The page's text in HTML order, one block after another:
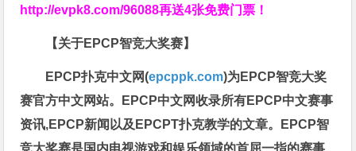
http://evpk8.com/96088再送4张免费门票！
【关于EPCP智竞大奖赛】
EPCP扑克中文网(epcppk.com)为EPCP智竞大奖
赛官方中文网站。EPCP中文网收录所有EPCP中文赛事
资讯,EPCP新闻以及EPCPT扑克教学的文章。EPCP智